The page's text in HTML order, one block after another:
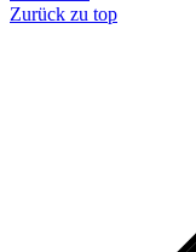
Zurück zu top